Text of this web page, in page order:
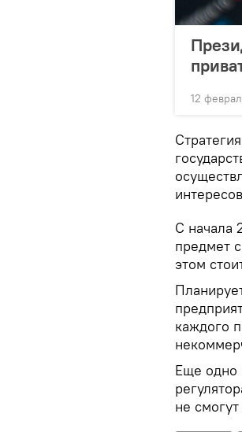
12
С начала
предмет
этом
каждого
Еще одно
не